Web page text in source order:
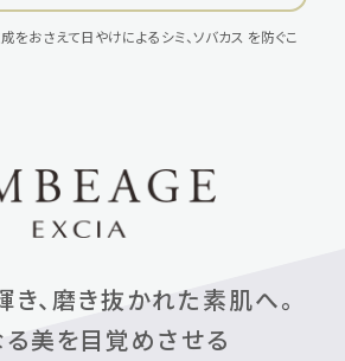
をおさえて日やけによるシミ、ソバカス を防ぐこ
、磨き抜かれた素肌へ。
美を目覚めさせる